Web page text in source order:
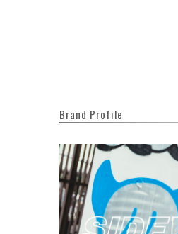
Brand Profile